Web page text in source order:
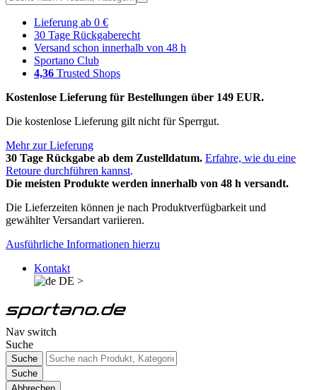
Lieferung ab 0 €
30 Tage Rückgaberecht
Versand schon innerhalb von 48 h
Sportano Club
4,36 Trusted Shops
Kostenlose Lieferung für Bestellungen über 149 EUR.
Die kostenlose Lieferung gilt nicht für Sperrgut.
Mehr zur Lieferung
30 Tage Rückgabe ab dem Zustelldatum. Erfahre, wie du eine
Retoure durchführen kannst.
Die meisten Produkte werden innerhalb von 48 h versandt.
Die Lieferzeiten können je nach Produktverfügbarkeit und
gewählter Versandart variieren.
Ausführliche Informationen hierzu
Kontakt
DE >
Nav switch
Suche
Suche
Suche